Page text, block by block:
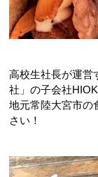
高校生社長が運営
社」の子会社
地元常陸大宮市の
さい！